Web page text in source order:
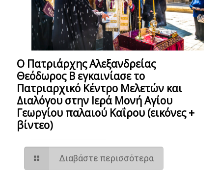
Ο Πατριάρχης Αλεξανδρείας
Θεόδωρος Β εγκαινίασε το
Πατριαρχικό Κέντρο Μελετών και
Διαλόγου στην Ιερά Μονή Αγίου
Γεωργίου παλαιού Καΐρου (εικόνες +
βίντεο)
Διαβάστε περισσότερα